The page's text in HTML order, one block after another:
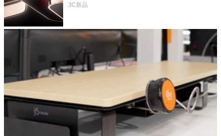
元
3C新品